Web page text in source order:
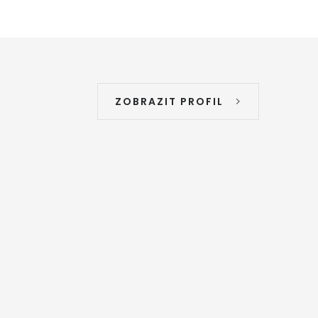
ZOBRAZIT PROFIL